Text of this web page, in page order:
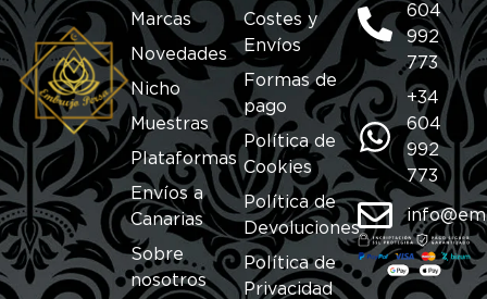
Marcas
Novedades
Nicho
Muestras
Plataformas
Envíos a
Canarias
Sobre
nosotros
Costes y
Envíos
Formas de
pago
Política de
Cookies
Política de
Devoluciones
Política de
Privacidad
604
992
773
+34
604
992
773